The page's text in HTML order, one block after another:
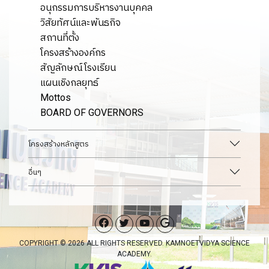
อนุกรรมการบริหารงานบุคคล
วิสัยทัศน์และพันธกิจ
สถานที่ตั้ง
โครงสร้างองค์กร
สัญลักษณ์โรงเรียน
แผนเชิงกลยุทธ์
Mottos
BOARD OF GOVERNORS
โครงสร้างหลักสูตร
อื่นๆ
COPYRIGHT © 2026 ALL RIGHTS RESERVED. KAMNOETVIDYA SCIENCE
ACADEMY.